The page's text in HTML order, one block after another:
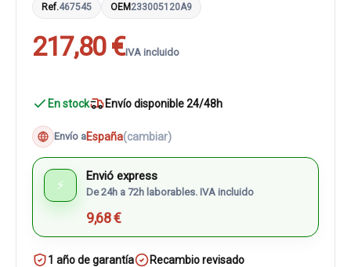
Ref.467545 OEM233005120A9
217,80 €IVA incluido
En stock Envío disponible 24/48h
Envío aEspaña(cambiar)
⚡
Envió express
De 24h a 72h laborables. IVA incluido
9,68 €
1 año de garantía
Recambio revisado